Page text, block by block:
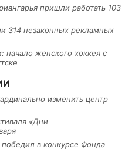
пришли работать 103
314 незаконных рекламных
начало женского хоккея с
изменить центр
«Дни
в конкурсе Фонда